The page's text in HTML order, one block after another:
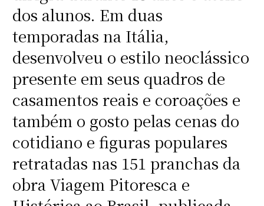
dos alunos. Em duas
temporadas na Itália,
desenvolveu o estilo neoclássico
presente em seus quadros de
casamentos reais e coroações e
também o gosto pelas cenas do
cotidiano e figuras populares
retratadas nas 151 pranchas da
obra Viagem Pitoresca e